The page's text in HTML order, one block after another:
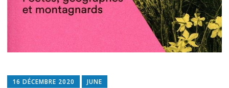
16 DÉCEMBRE 2020 JUNE